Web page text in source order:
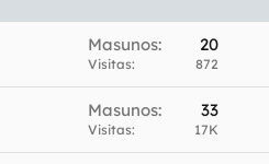
Masunos 20
Visitas 872
Masunos 33
Visitas 17K